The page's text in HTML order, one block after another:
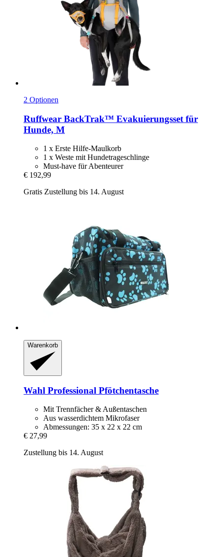
2 Optionen
Ruffwear BackTrak™ Evakuierungsset für
Hunde, M
1 x Erste Hilfe-Maulkorb
1 x Weste mit Hundetrageschlinge
Must-have für Abenteurer
€ 192,99
Gratis Zustellung bis 14. August
Warenkorb
Wahl Professional Pfötchentasche
Mit Trennfächer & Außentaschen
Aus wasserdichtem Mikrofaser
Abmessungen: 35 x 22 x 22 cm
€ 27,99
Zustellung bis 14. August